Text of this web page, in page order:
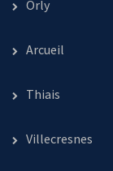
Orly
Arcueil
Thiais
Villecresnes